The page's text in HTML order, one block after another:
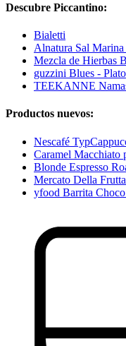
Descubre Piccantino:
Bialetti
Alnatura Sal Marina
Mezcla de Hierbas
guzzini Blues - Plato
TEEKANNE
Productos nuevos:
Nescafé
Caramel
Blonde Espresso
Mercato Della
yfood Barrita